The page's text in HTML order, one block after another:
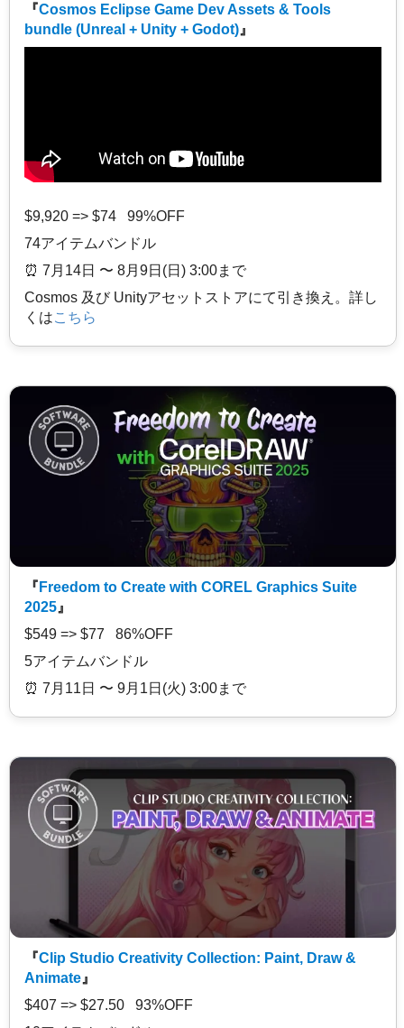
『Cosmos Eclipse Game Dev Assets & Tools
bundle (Unreal + Unity + Godot) 』
$9,920 => $74 99%OFF
74アイテムバンドル
⏰️ 7月14日 〜 8月9日(日) 3:00まで
Cosmos 及び Unityアセットストアにて引き換え。詳し
くはこちら
『 Freedom to Create with COREL Graphics Suite
2025 』
$549 => $77 86%OFF
5アイテムバンドル
⏰️ 7月11日 〜 9月1日(火) 3:00まで
『Clip Studio Creativity Collection: Paint, Draw &
Animate 』
$407 => $27.50 93%OFF